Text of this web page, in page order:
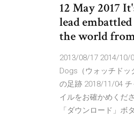
12 May 2017
lead
the world
2013/08/17 2014/10/
Dogs（ウォッチドッ
の足跡 2018/11/04
イルをお確かめくだ
「ダウンロード」ボ